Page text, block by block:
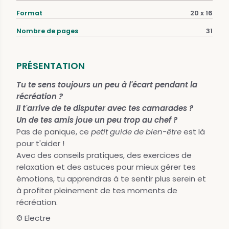
Format 20 x 16
Nombre de pages 31
PRÉSENTATION
Tu te sens toujours un peu à l'écart pendant la
récréation ?
Il t'arrive de te disputer avec tes camarades ?
Un de tes amis joue un peu trop au chef ?
Pas de panique, ce petit guide de bien-êtreest là
pour t'aider !
Avec des conseils pratiques, des exercices de
relaxation et des astuces pour mieux gérer tes
émotions, tu apprendras à te sentir plus serein et
à profiter pleinement de tes moments de
récréation.
© Electre